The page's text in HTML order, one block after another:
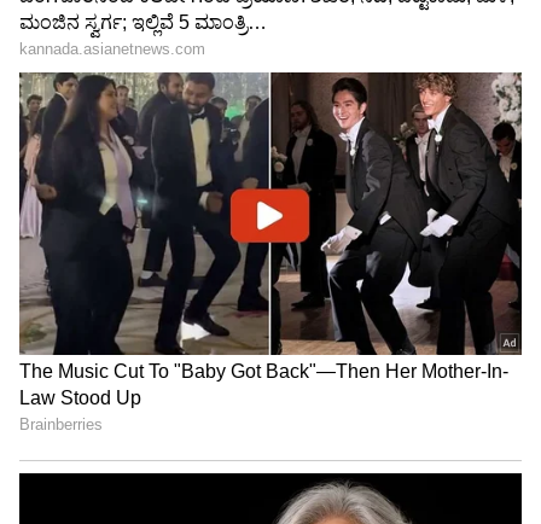
5 ಮತ್ತು 8ನೇ ತರಗತಿ ಬೋರ್ಡ್ ಪರೀಕ್ಷೆ ವಿಚಾರಣೆ,
ಅಫಿಡವಿಟ್ ಸಲ್ಲಿಸಲು ಸರ್ಕಾರಕ್ಕೆ‌ ಸೂಚನೆ
ಬೋರ್ಡ್‌ ಪರೀಕ್ಷೆ ಭಯ ಹೋಗಲಾಡಿಸಲು
ಹಂತದ ಎರಡು ಮೇಲ್ಪಟ್ಟದ ತರಗತಿಗಳಾದ 5ನೇ ಮತ್ತು 8ನೇ
ತರಗತಿಗೆ ಬೋರ್ಡ್‌ ಪರೀಕ್ಷೆ ನಡೆಸುವುದಕ್ಕೆ ಸರ್ಕಾರ
Trade Deal | Party Rounds